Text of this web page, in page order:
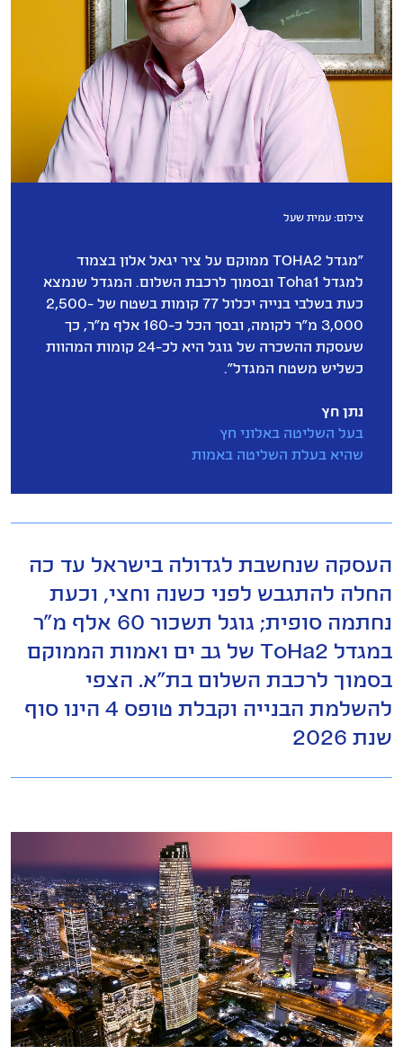
קריירה
בגב-ים
צילום: עמית שעל
"מגדל TOHA2 ממוקם על ציר יגאל אלון בצמוד
למגדל Toha1 ובסמוך לרכבת השלום. המגדל שנמצא
כעת בשלבי בנייה יכלול 77 קומות בשטח של 2,500-
3,000 מ"ר לקומה, ובסך הכל כ-160 אלף מ"ר, כך
שעסקת ההשכרה של גוגל היא לכ-24 קומות המהוות
כשליש משטח המגדל".
נתן חץ
בעל השליטה באלוני חץ
שהיא בעלת השליטה באמות
העסקה שנחשבת לגדולה בישראל עד כה
החלה להתגבש לפני כשנה וחצי, וכעת
נחתמה סופית; גוגל תשכור 60 אלף מ"ר
במגדל ToHa2 של גב ים ואמות הממוקם
בסמוך לרכבת השלום בת"א. הצפי
להשלמת הבנייה וקבלת טופס 4 הינו סוף
שנת 2026